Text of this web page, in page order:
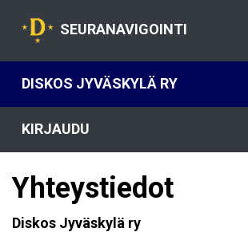
SEURANAVIGOINTI
DISKOS JYVÄSKYLÄ RY
KIRJAUDU
Yhteystiedot
Diskos Jyväskylä ry